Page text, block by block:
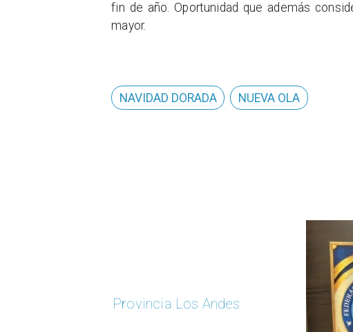
fin de año. Oportunidad que además
mayor.
NAVIDAD DORADA NUEVA OLA
Provincia Los Andes